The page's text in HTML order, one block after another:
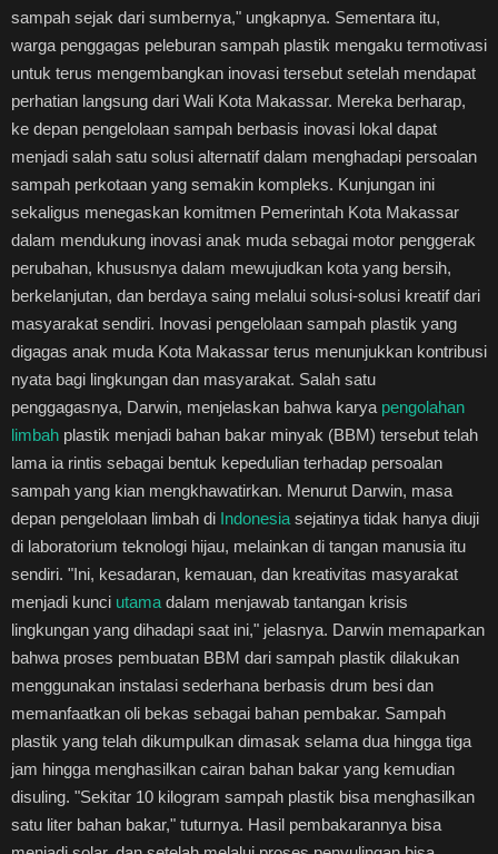
sampah sejak dari sumbernya," ungkapnya. Sementara itu,
warga penggagas peleburan sampah plastik mengaku termotivasi
untuk terus mengembangkan inovasi tersebut setelah mendapat
perhatian langsung dari Wali Kota Makassar. Mereka berharap,
ke depan pengelolaan sampah berbasis inovasi lokal dapat
menjadi salah satu solusi alternatif dalam menghadapi persoalan
sampah perkotaan yang semakin kompleks. Kunjungan ini
sekaligus menegaskan komitmen Pemerintah Kota Makassar
dalam mendukung inovasi anak muda sebagai motor penggerak
perubahan, khususnya dalam mewujudkan kota yang bersih,
berkelanjutan, dan berdaya saing melalui solusi-solusi kreatif dari
masyarakat sendiri. Inovasi pengelolaan sampah plastik yang
digagas anak muda Kota Makassar terus menunjukkan kontribusi
nyata bagi lingkungan dan masyarakat. Salah satu
penggagasnya, Darwin, menjelaskan bahwa karya pengolahan
limbah plastik menjadi bahan bakar minyak (BBM) tersebut telah
lama ia rintis sebagai bentuk kepedulian terhadap persoalan
sampah yang kian mengkhawatirkan. Menurut Darwin, masa
depan pengelolaan limbah di Indonesia sejatinya tidak hanya diuji
di laboratorium teknologi hijau, melainkan di tangan manusia itu
sendiri. "Ini, kesadaran, kemauan, dan kreativitas masyarakat
menjadi kunci utama dalam menjawab tantangan krisis
lingkungan yang dihadapi saat ini," jelasnya. Darwin memaparkan
bahwa proses pembuatan BBM dari sampah plastik dilakukan
menggunakan instalasi sederhana berbasis drum besi dan
memanfaatkan oli bekas sebagai bahan pembakar. Sampah
plastik yang telah dikumpulkan dimasak selama dua hingga tiga
jam hingga menghasilkan cairan bahan bakar yang kemudian
disuling. "Sekitar 10 kilogram sampah plastik bisa menghasilkan
satu liter bahan bakar," tuturnya. Hasil pembakarannya bisa